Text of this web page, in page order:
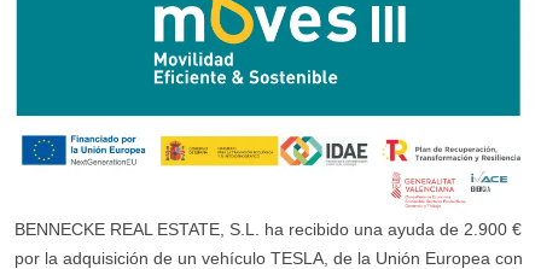
BENNECKE REAL ESTATE, S.L. ha recibido una ayuda de 2.900 €
por la adquisición de un vehículo TESLA, de la Unión Europea con